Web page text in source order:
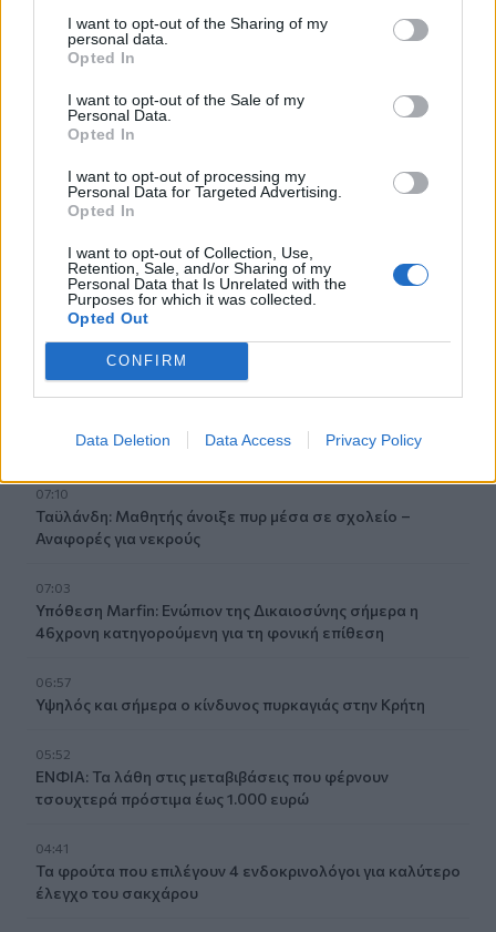
I want to opt-out of the Sharing of my
personal data.
Opted In
I want to opt-out of the Sale of my
Personal Data.
Opted In
I want to opt-out of processing my
Personal Data for Targeted Advertising.
Opted In
I want to opt-out of Collection, Use,
Retention, Sale, and/or Sharing of my
Personal Data that Is Unrelated with the
Purposes for which it was collected.
Opted Out
CONFIRM
Data Deletion Data Access Privacy Policy
07:45
Φωτιά τα ξημερώματα στη Σητεία - Η δεύτερη μέσα σε
07:37
αμυντική συμφωνία
Σήμερα η δεύτερη πληρωμή των δικαιούχων του
Λογαριασμού Αγροτικής Εστίας
07:25
Εορτολόγιο: Ποιοι γιορτάζουν σήμερα 7 Αυγούστου
07:17
υπογραφές για τα Συστήματα Αεροναυτιλίας
07:10
Ταϋλάνδη: Μαθητής άνοιξε πυρ μέσα σε σχολείο –
Αναφορές για νεκρούς
07:03
Υπόθεση Marfin: Ενώπιον της Δικαιοσύνης σήμερα η
46χρονη κατηγορούμενη για τη φονική επίθεση
06:57
Υψηλός και σήμερα ο κίνδυνος πυρκαγιάς στην Κρήτη
05:52
ΕΝΦΙΑ: Τα λάθη στις μεταβιβάσεις που φέρνουν
τσουχτερά πρόστιμα έως 1.000 ευρώ
04:41
Τα φρούτα που επιλέγουν 4 ενδοκρινολόγοι για καλύτερο
έλεγχο του σακχάρου